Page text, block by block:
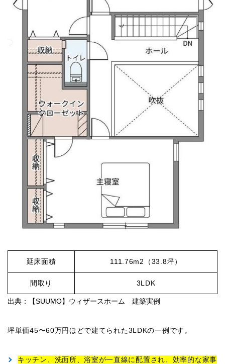
延床面積 111.76m2（33.8坪）
間取り 3LDK
出典：【SUUMO】ウィザースホーム 建築実例
坪単価45〜60万円ほどで建てられた3LDKの一例です。
キッチン、洗面所、浴室が一直線に配置され、効率的な家事